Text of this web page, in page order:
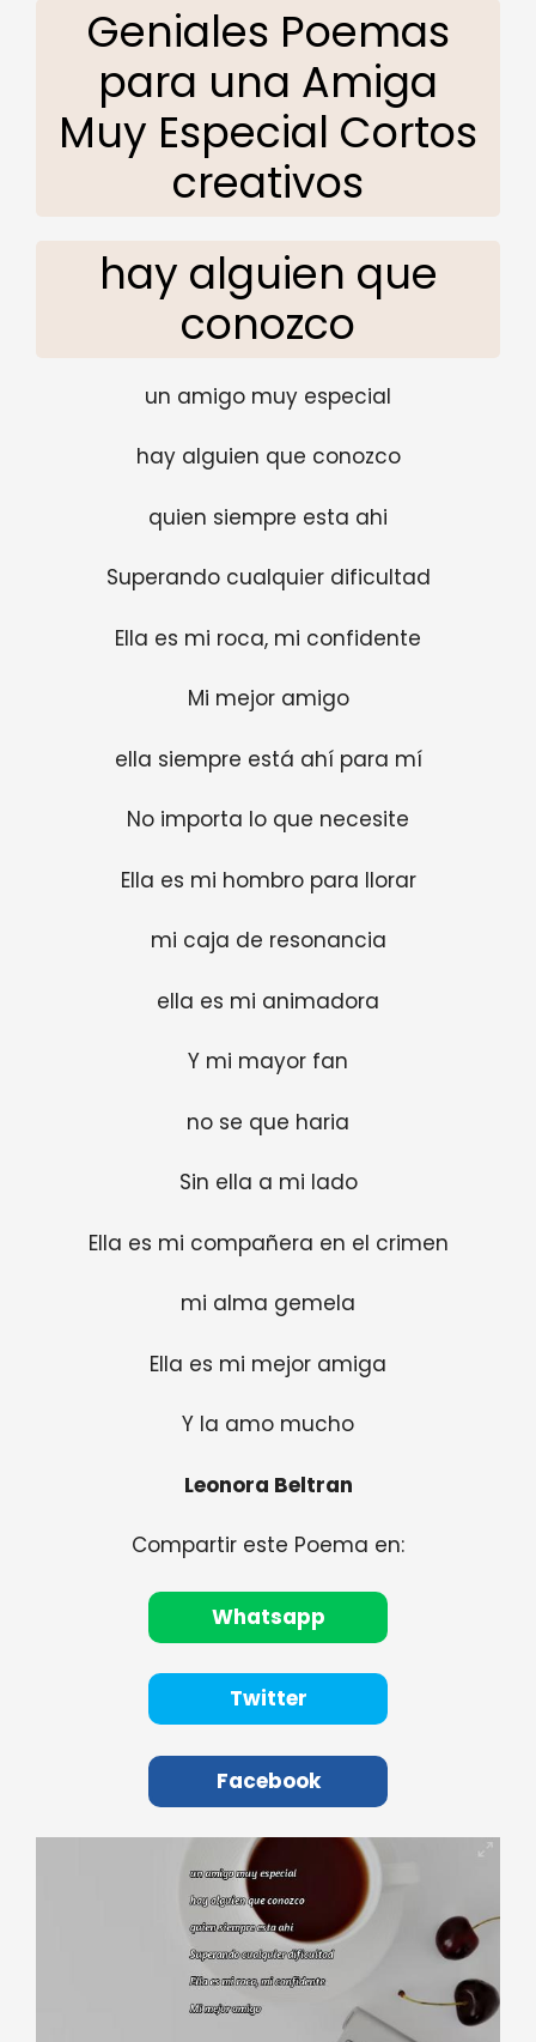
Geniales Poemas
para una Amiga
Muy Especial Cortos
creativos
hay alguien que
conozco
un amigo muy especial
hay alguien que conozco
quien siempre esta ahi
Superando cualquier dificultad
Ella es mi roca, mi confidente
Mi mejor amigo
ella siempre está ahí para mí
No importa lo que necesite
Ella es mi hombro para llorar
mi caja de resonancia
ella es mi animadora
Y mi mayor fan
no se que haria
Sin ella a mi lado
Ella es mi compañera en el crimen
mi alma gemela
Ella es mi mejor amiga
Y la amo mucho
Leonora Beltran
Compartir este Poema en:
Whatsapp
Twitter
Facebook